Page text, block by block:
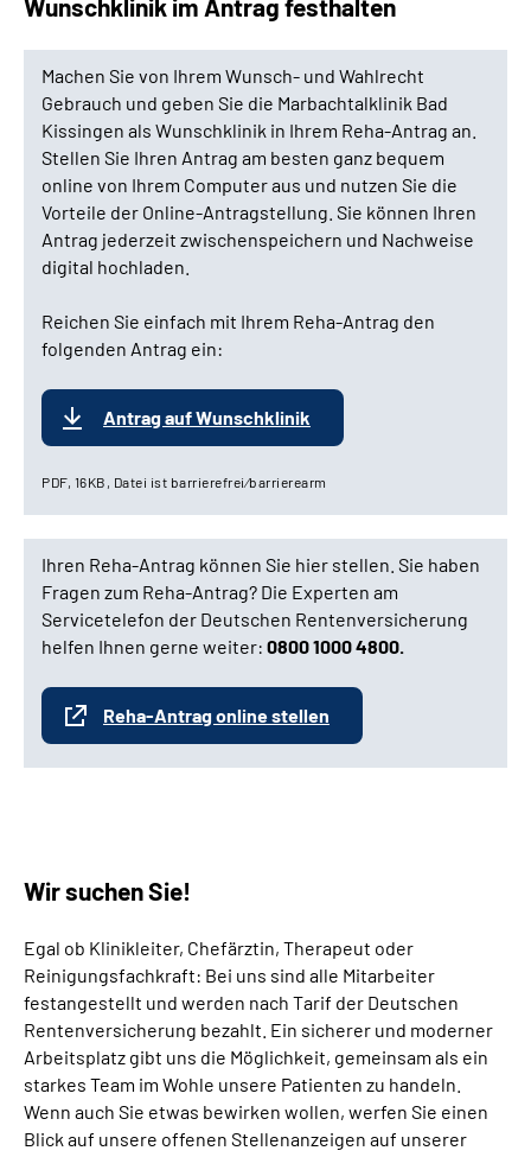
Wunschklinik im Antrag festhalten
Machen Sie von Ihrem Wunsch- und Wahlrecht
Gebrauch und geben Sie die Marbachtalklinik Bad
Kissingen als Wunschklinik in Ihrem Reha-Antrag an.
Stellen Sie Ihren Antrag am besten ganz bequem
online von Ihrem Computer aus und nutzen Sie die
Vorteile der Online-Antragstellung. Sie können Ihren
Antrag jederzeit zwischenspeichern und Nachweise
digital hochladen.
Reichen Sie einfach mit Ihrem Reha-Antrag den
folgenden Antrag ein:
Antrag auf Wunschklinik
PDF, 16KB, Datei ist barrierefrei⁄barrierearm
Ihren Reha-Antrag können Sie hier stellen. Sie haben
Fragen zum Reha-Antrag? Die Experten am
Servicetelefon der Deutschen Rentenversicherung
helfen Ihnen gerne weiter: 0800 1000 4800.
Reha-Antrag online stellen
Wir suchen Sie!
Egal ob Klinikleiter, Chefärztin, Therapeut oder
Reinigungsfachkraft: Bei uns sind alle Mitarbeiter
festangestellt und werden nach Tarif der Deutschen
Rentenversicherung bezahlt. Ein sicherer und moderner
Arbeitsplatz gibt uns die Möglichkeit, gemeinsam als ein
starkes Team im Wohle unsere Patienten zu handeln.
Wenn auch Sie etwas bewirken wollen, werfen Sie einen
Blick auf unsere offenen Stellenanzeigen auf unserer